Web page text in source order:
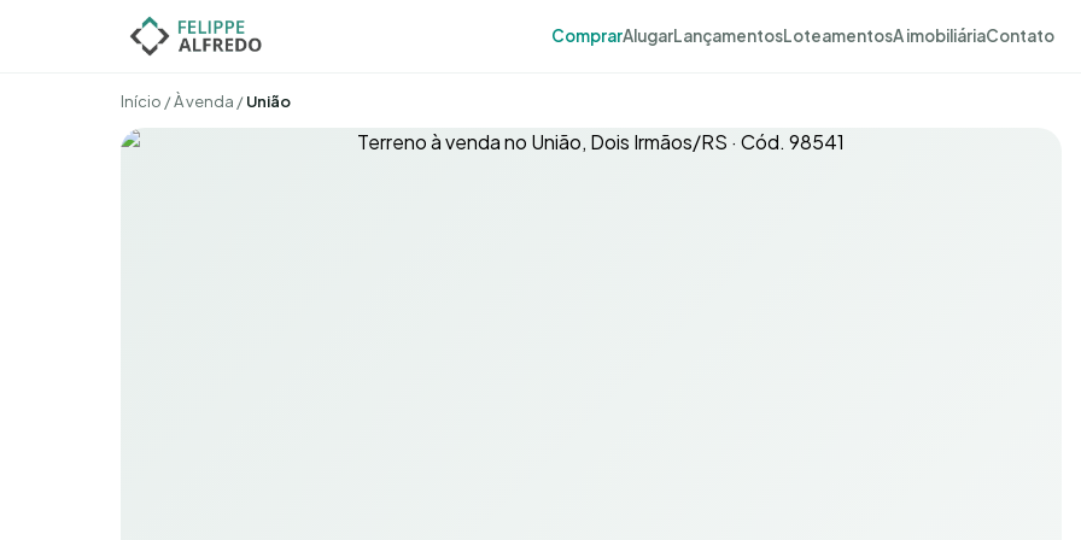
ComprarAlugarLançamentosLoteamentosA imobiliáriaContato
Início /À venda /União